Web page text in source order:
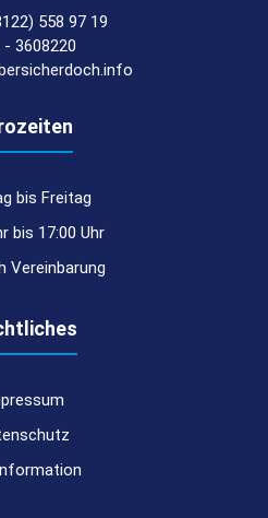
558 97 19
- 3608220
bis Freitag
bis 17:00 Uhr
Vereinbarung